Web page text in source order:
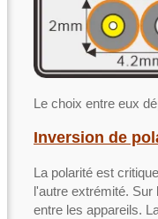
Le choix entre eux
Inversion de
La polarité est
l'autre extrémité. Sur
entre les appareils.